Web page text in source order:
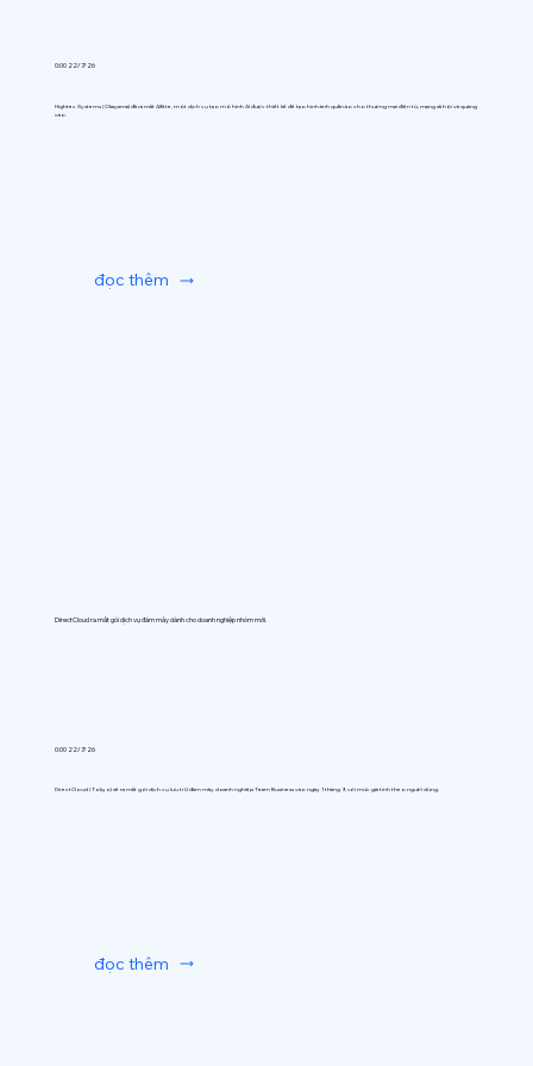
0:00 22/7/26
Hightec Systems (Okayama) đã ra mắt AIfitte, một dịch vụ tạo mô hình AI được thiết kế để tạo hình ảnh quần áo cho thương mại điện tử, mạng xã hội và quảng
cáo.
đọc thêm
DirectCloud ra mắt gói dịch vụ đám mây dành cho doanh nghiệp nhóm mới.
0:00 22/7/26
DirectCloud (Tokyo) sẽ ra mắt gói dịch vụ lưu trữ đám mây doanh nghiệp Team Business vào ngày 1 tháng 9, với mức giá tính theo người dùng.
đọc thêm